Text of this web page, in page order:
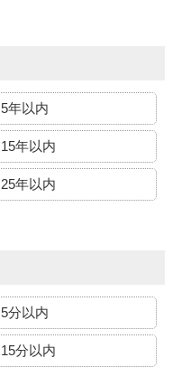
5年以内
15年以内
25年以内
5分以内
15分以内